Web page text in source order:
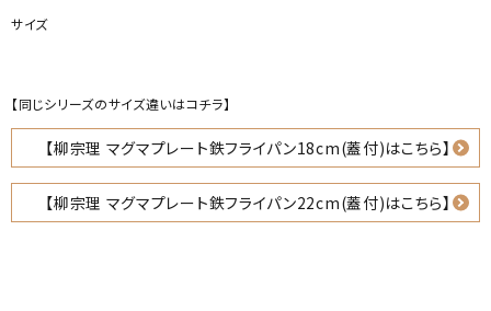
サイズ
【同じシリーズのサイズ違いはコチラ】
【柳宗理 マグマプレート鉄フライパン18cm(蓋付)はこちら】
【柳宗理 マグマプレート鉄フライパン22cm(蓋付)はこちら】